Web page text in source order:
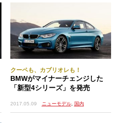
クーペも、カブリオレも！
BMWがマイナーチェンジした
「新型4シリーズ」を発売
2017.05.09 ニューモデル, 国内